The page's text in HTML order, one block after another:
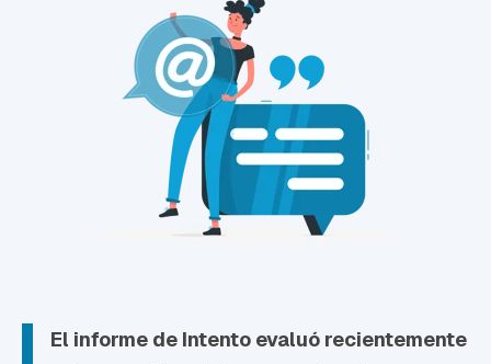
El informe de Intento evaluó recientemente